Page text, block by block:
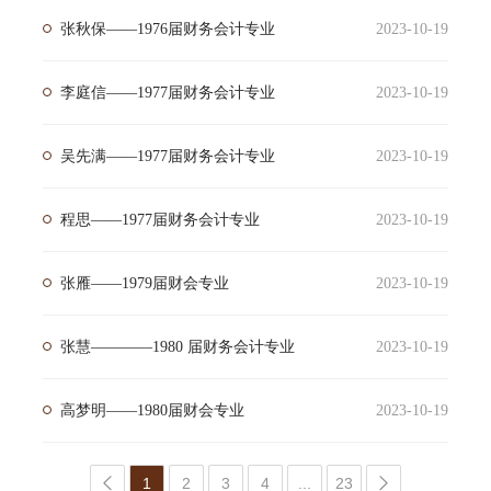
张秋保——1976届财务会计专业 2023-10-19
李庭信——1977届财务会计专业 2023-10-19
吴先满——1977届财务会计专业 2023-10-19
程思——1977届财务会计专业 2023-10-19
张雁——1979届财会专业 2023-10-19
张慧————1980 届财务会计专业 2023-10-19
高梦明——1980届财会专业 2023-10-19
1 2 3 4 23